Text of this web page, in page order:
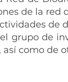
de la red
de
grupo de
así como de